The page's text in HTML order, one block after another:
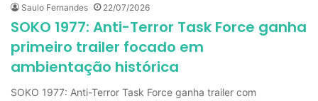
Saulo Fernandes 22/07/2026
SOKO 1977: Anti-Terror Task Force ganha
primeiro trailer focado em
ambientação histórica
SOKO 1977: Anti-Terror Task Force ganha trailer com